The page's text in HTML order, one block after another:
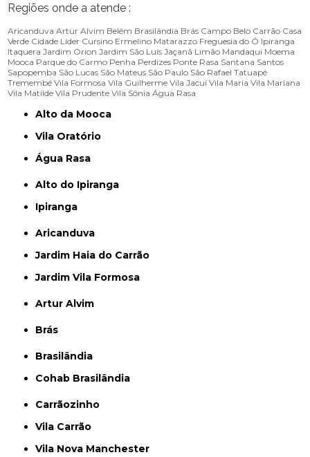
Regiões onde a atende :
Aricanduva Artur Alvim Belém Brasilândia Brás Campo Belo Carrão Casa
Verde Cidade Líder Cursino Ermelino Matarazzo Freguesia do Ó Ipiranga
Itaquera Jardim Orion Jardim São Luís Jaçanã Limão Mandaqui Moema
Mooca Parque do Carmo Penha Perdizes Ponte Rasa Santana Santos
Sapopemba São Lucas São Mateus São Paulo São Rafael Tatuapé
Tremembé Vila Formosa Vila Guilherme Vila Jacuí Vila Maria Vila Mariana
Vila Matilde Vila Prudente Vila Sônia Água Rasa
Alto da Mooca
Vila Oratório
Água Rasa
Alto do Ipiranga
Ipiranga
Aricanduva
Jardim Haia do Carrão
Jardim Vila Formosa
Artur Alvim
Brás
Brasilândia
Cohab Brasilândia
Carrãozinho
Vila Carrão
Vila Nova Manchester